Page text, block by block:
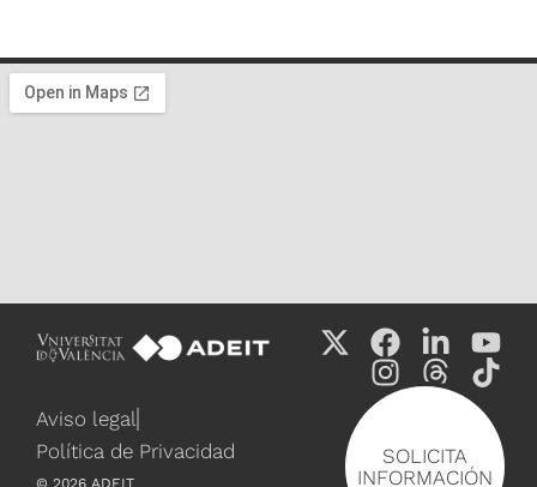
SOLICITA
INFORMACIÓN
Aviso legal
Política de Privacidad
© 2026 ADEIT